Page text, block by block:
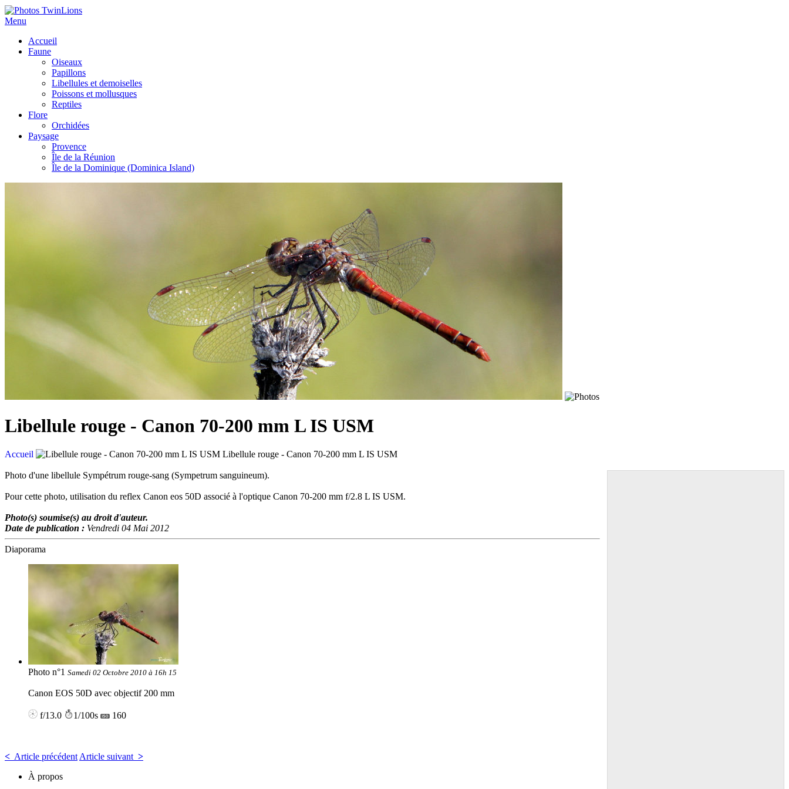
Menu
Accueil
Faune
Oiseaux
Papillons
Libellules et demoiselles
Poissons et mollusques
Reptiles
Flore
Orchidées
Paysage
Provence
Île de la Réunion
Île de la Dominique (Dominica Island)
Libellule rouge - Canon 70-200 mm L IS USM
Accueil Libellule rouge - Canon 70-200 mm L IS USM
Photo d'une libellule Sympétrum rouge-sang (Sympetrum sanguineum).
Pour cette photo, utilisation du reflex Canon eos 50D associé à l'optique Canon 70-200 mm f/2.8 L IS USM.
Photo(s) soumise(s) au droit d'auteur.
Date de publication : Vendredi 04 Mai 2012
Diaporama
Photo n°1 Samedi 02 Octobre 2010 à 16h 15
Canon EOS 50D avec objectif 200 mm
f/13.0 1/100s 160
< Article précédent Article suivant >
À propos